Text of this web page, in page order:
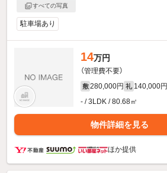
すべての写真
駐車場あり
14万円
（管理費不要）
敷 280,000円 礼 140,000円
- / 3LDK / 80.68㎡
物件詳細を見る
ほか提供